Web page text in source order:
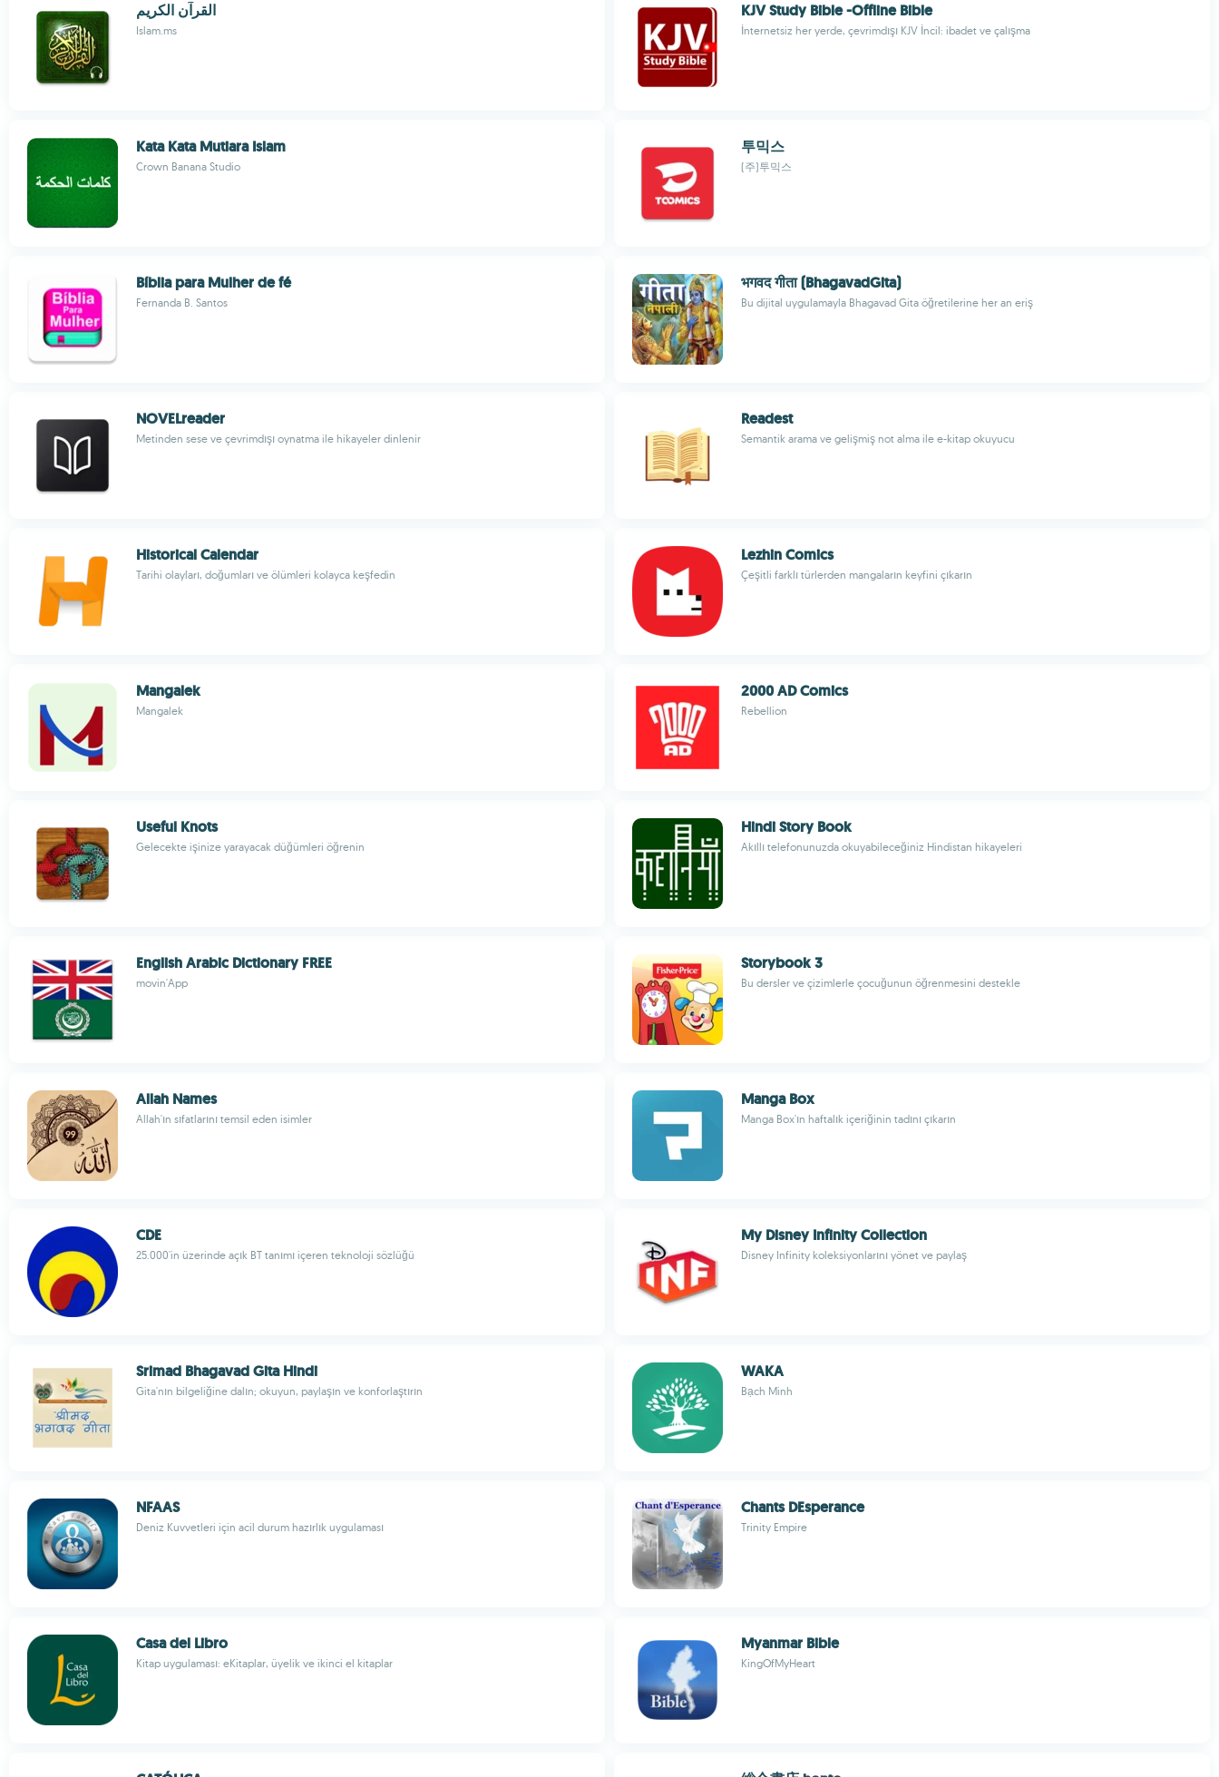
القرآن الكريم
Islam.ms
KJV Study Bible -Offline Bible
İnternetsiz her yerde, çevrimdışı KJV İncil: ibadet ve çalışma
Kata Kata Mutiara Islam
Crown Banana Studio
투믹스
(주)투믹스
Bíblia para Mulher de fé
Fernanda B. Santos
भगवद गीता (BhagavadGita)
Bu dijital uygulamayla Bhagavad Gita öğretilerine her an eriş
NOVELreader
Metinden sese ve çevrimdışı oynatma ile hikayeler dinlenir
Readest
Semantik arama ve gelişmiş not alma ile e-kitap okuyucu
Historical Calendar
Tarihi olayları, doğumları ve ölümleri kolayca keşfedin
Lezhin Comics
Çeşitli farklı türlerden mangaların keyfini çıkarın
Mangalek
Mangalek
2000 AD Comics
Rebellion
Useful Knots
Gelecekte işinize yarayacak düğümleri öğrenin
Hindi Story Book
Akıllı telefonunuzda okuyabileceğiniz Hindistan hikayeleri
English Arabic Dictionary FREE
movin'App
Storybook 3
Bu dersler ve çizimlerle çocuğunun öğrenmesini destekle
Allah Names
Allah'ın sıfatlarını temsil eden isimler
Manga Box
Manga Box'ın haftalık içeriğinin tadını çıkarın
CDE
25.000'in üzerinde açık BT tanımı içeren teknoloji sözlüğü
My Disney Infinity Collection
Disney Infinity koleksiyonlarını yönet ve paylaş
Srimad Bhagavad Gita Hindi
Gita'nın bilgeliğine dalın; okuyun, paylaşın ve konforlaştırın
WAKA
Bạch Minh
NFAAS
Deniz Kuvvetleri için acil durum hazırlık uygulaması
Chants DEsperance
Trinity Empire
Casa del Libro
Kitap uygulaması: eKitaplar, üyelik ve ikinci el kitaplar
Myanmar Bible
KingOfMyHeart